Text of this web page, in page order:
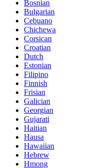
Bosnian
Bulgarian
Cebuano
Chichewa
Corsican
Croatian
Dutch
Estonian
Filipino
Finnish
Frisian
Galician
Georgian
Gujarati
Haitian
Hausa
Hawaiian
Hebrew
Hmong